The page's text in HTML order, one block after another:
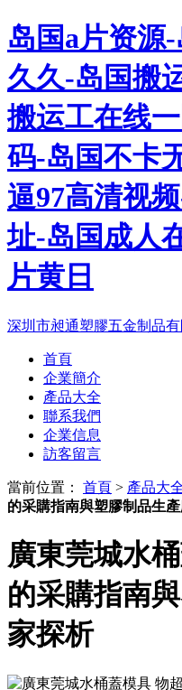
岛国a片资源
久久-岛国搬
搬运工在线
码-岛国不卡
逼97高清视
址-岛国成人
片黄日
深圳市昶通塑膠五金制品有
首頁
企業簡介
產品大全
聯系我們
企業信息
訪客留言
當前位置： 首頁 > 產品大
的采購指南與塑膠制品生
廣東莞城水
的采購指南
家探析